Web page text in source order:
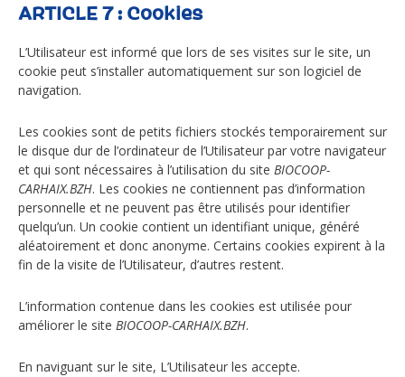
ARTICLE 7 : Cookies
L’Utilisateur est informé que lors de ses visites sur le site, un
cookie peut s’installer automatiquement sur son logiciel de
navigation.
Les cookies sont de petits fichiers stockés temporairement sur
le disque dur de l’ordinateur de l’Utilisateur par votre navigateur
et qui sont nécessaires à l’utilisation du site BIOCOOP-
CARHAIX.BZH. Les cookies ne contiennent pas d’information
personnelle et ne peuvent pas être utilisés pour identifier
quelqu’un. Un cookie contient un identifiant unique, généré
aléatoirement et donc anonyme. Certains cookies expirent à la
fin de la visite de l’Utilisateur, d’autres restent.
L’information contenue dans les cookies est utilisée pour
améliorer le site BIOCOOP-CARHAIX.BZH.
En naviguant sur le site, L’Utilisateur les accepte.